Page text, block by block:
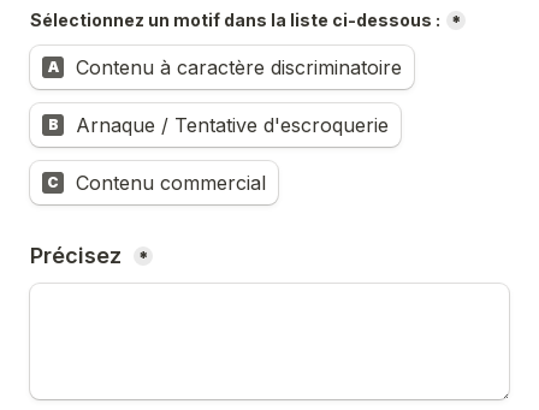
Sélectionnez un motif dans la liste ci-dessous : *
A Contenu à caractère discriminatoire
B Arnaque / Tentative d'escroquerie
C Contenu commercial
Précisez *